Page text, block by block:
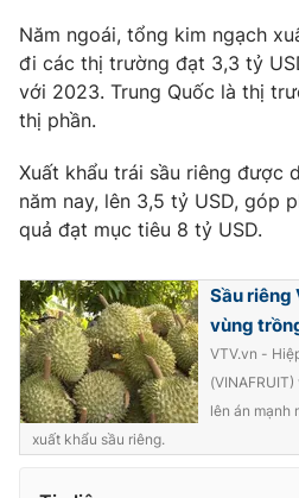
Video
VTV Sức khoẻ Bất
Thị trường 24h
VTV4
VTV9
Liên hệ tòa soạn
Năm ngoái, tổng kim ngạch
đi các thị trường đạt 3,3 tỷ
với 2023. Trung Quốc là thị
thị phần.
Xuất khẩu trái sầu riêng được
năm nay, lên 3,5 tỷ USD, góp
quả đạt mục tiêu 8 tỷ USD.
Sầu riêng
vùng
VTV.vn -
lên án mạnh
xuất khẩu sầu riêng.